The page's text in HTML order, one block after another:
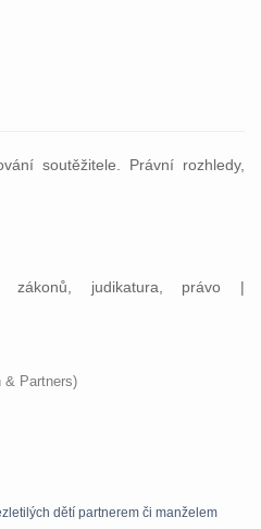
soutěžitele. Právní rozhledy,
zákonů, judikatura, právo |
& Partners)
dětí partnerem či manželem